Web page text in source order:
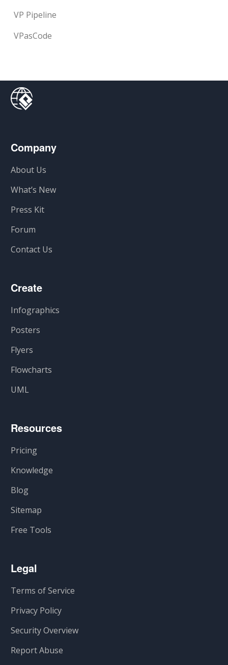
VP Pipeline
VPasCode
Company
About Us
What’s New
Press Kit
Forum
Contact Us
Create
Infographics
Posters
Flyers
Flowcharts
UML
Resources
Pricing
Knowledge
Blog
Sitemap
Free Tools
Legal
Terms of Service
Privacy Policy
Security Overview
Report Abuse